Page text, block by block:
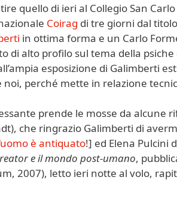
quello di ieri al Collegio San
Coirag di tre giorni dal
in ottima forma e un Carlo
di alto profilo sul tema della psiche
esposizione di Galimberti
noi, perché mette in relazione
prende le mosse da alcune
che ringrazio Galimberti di
è antiquato!] ed Elena Pulcini
e il mondo post-umano,
2007), letto ieri notte al volo,